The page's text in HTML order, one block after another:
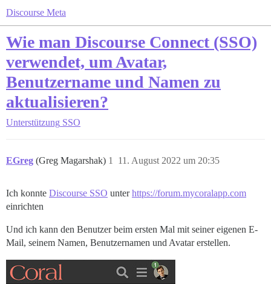
Discourse Meta
Wie man Discourse Connect (SSO)
verwendet, um Avatar,
Benutzername und Namen zu
aktualisieren?
Unterstützung SSO
EGreg (Greg Magarshak) 11. August 2022 um 20:35
1
Ich konnte Discourse SSO unterhttps://forum.mycoralapp.com
einrichten
Und ich kann den Benutzer beim ersten Mal mit seiner eigenen E-
Mail, seinem Namen, Benutzernamen und Avatar erstellen.